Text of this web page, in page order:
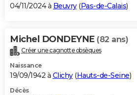
04/11/2024 à Beuvry(Pas-de-Calais)
Michel DONDEYNE (82 ans)
Créer une cagnotte obsèques
Naissance
19/09/1942 à Clichy(Hauts-de-Seine)
Décès